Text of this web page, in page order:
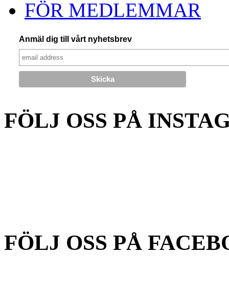
FÖR MEDLEMMAR
Anmäl dig till vårt nyhetsbrev
FÖLJ OSS PÅ
FÖLJ OSS PÅ